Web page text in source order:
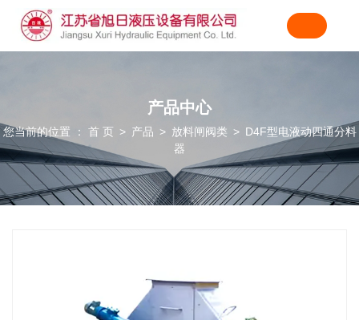
产品中心
您当前的位置 ： 首 页 > 产品 > 放料闸阀类 > D4F型电液动四通分料
器